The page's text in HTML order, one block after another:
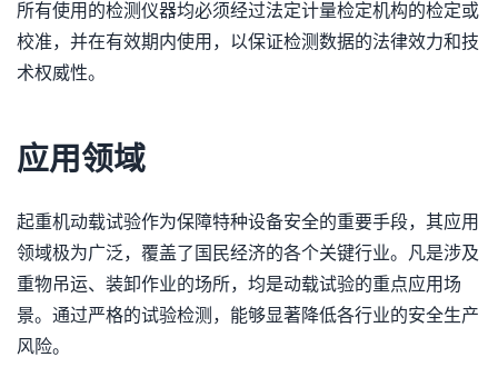
所有使用的检测仪器均必须经过法定计量检定机构的检定或
校准，并在有效期内使用，以保证检测数据的法律效力和技
术权威性。
应用领域
起重机动载试验作为保障特种设备安全的重要手段，其应用
领域极为广泛，覆盖了国民经济的各个关键行业。凡是涉及
重物吊运、装卸作业的场所，均是动载试验的重点应用场
景。通过严格的试验检测，能够显著降低各行业的安全生产
风险。